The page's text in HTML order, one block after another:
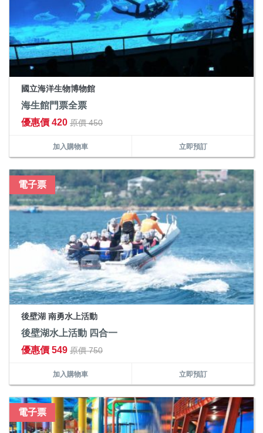
國立海洋生物博物館
海生館門票全票
優惠價 420 原價 450
加入購物車 立即預訂
電子票
後壁湖 南勇水上活動
後壁湖水上活動 四合一
優惠價 549 原價 750
加入購物車 立即預訂
電子票